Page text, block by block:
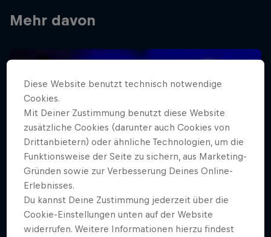
Mehr davon
Diese Website benutzt technisch notwendige
Cookies.
Mit Deiner Zustimmung benutzt diese Website
zusätzliche Cookies (darunter auch Cookies von
Drittanbietern) oder ähnliche Technologien, um die
Funktionsweise der Seite zu sichern, aus Marketing-
Gründen sowie zur Verbesserung Deines Online-
Erlebnisses.
Du kannst Deine Zustimmung jederzeit über die
Cookie-Einstellungen unten auf der Website
widerrufen. Weitere Informationen hierzu findest